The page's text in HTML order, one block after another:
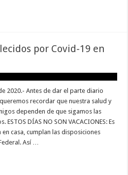
por Covid-19 en
2020.- Antes de dar el parte diario
recordar que nuestra salud y
dependen de que sigamos las
DÍAS NO SON VACACIONES: Es
casa, cumplan las disposiciones
Así …